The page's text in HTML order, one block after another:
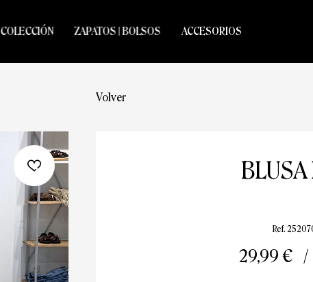
COLECCIÓN ZAPATOS | BOLSOS ACCESORIOS
Volver
Ref.
29,99 €